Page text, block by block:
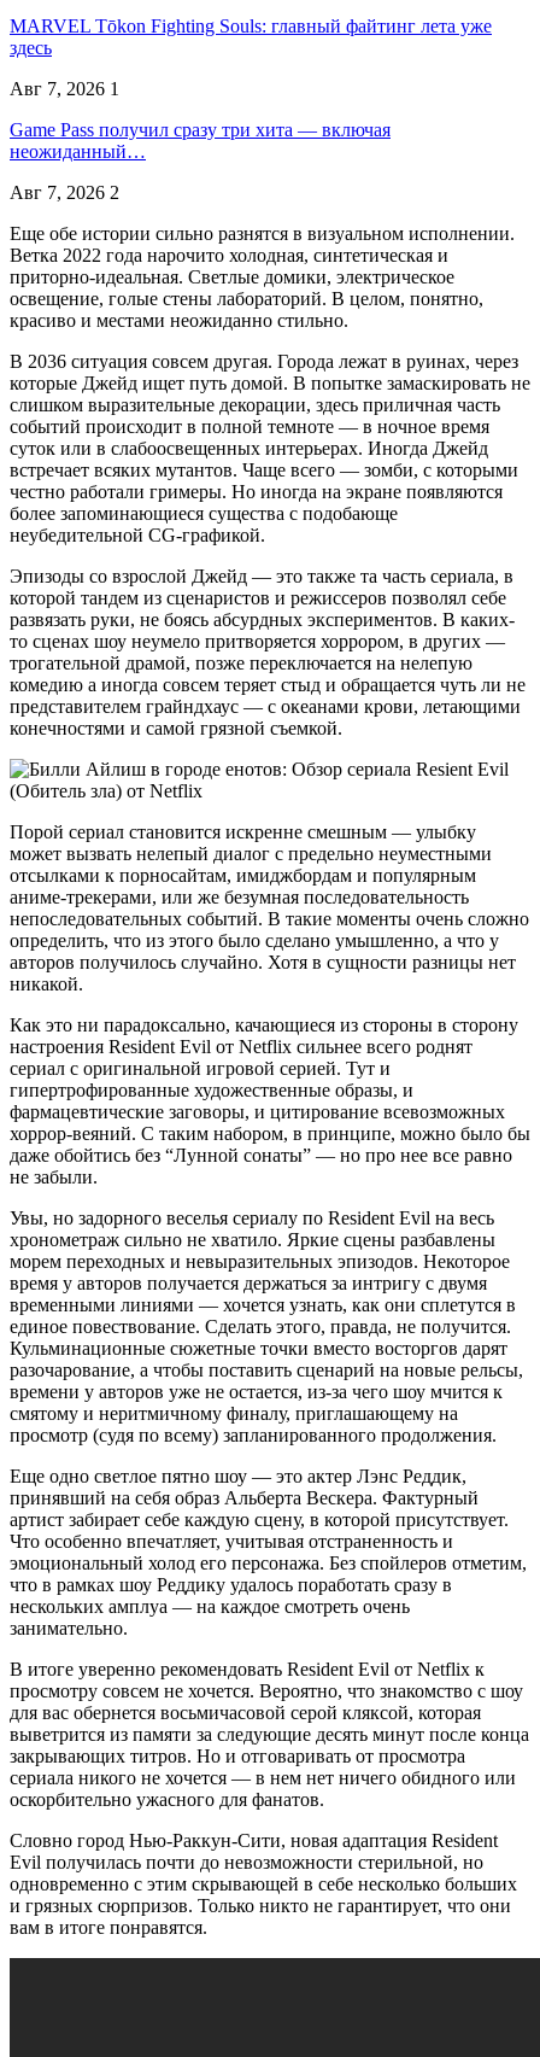
MARVEL Tōkon Fighting Souls: главный файтинг лета уже
здесь
Авг 7, 2026 1
Game Pass получил сразу три хита — включая
неожиданный…
Авг 7, 2026 2
Еще обе истории сильно разнятся в визуальном исполнении.
Ветка 2022 года нарочито холодная, синтетическая и
приторно-идеальная. Светлые домики, электрическое
освещение, голые стены лабораторий. В целом, понятно,
красиво и местами неожиданно стильно.
В 2036 ситуация совсем другая. Города лежат в руинах, через
которые Джейд ищет путь домой. В попытке замаскировать не
слишком выразительные декорации, здесь приличная часть
событий происходит в полной темноте — в ночное время
суток или в слабоосвещенных интерьерах. Иногда Джейд
встречает всяких мутантов. Чаще всего — зомби, с которыми
честно работали гримеры. Но иногда на экране появляются
более запоминающиеся существа с подобающе
неубедительной CG-графикой.
Эпизоды со взрослой Джейд — это также та часть сериала, в
которой тандем из сценаристов и режиссеров позволял себе
развязать руки, не боясь абсурдных экспериментов. В каких-
то сценах шоу неумело притворяется хоррором, в других —
трогательной драмой, позже переключается на нелепую
комедию а иногда совсем теряет стыд и обращается чуть ли не
представителем грайндхаус — с океанами крови, летающими
конечностями и самой грязной съемкой.
Порой сериал становится искренне смешным — улыбку
может вызвать нелепый диалог с предельно неуместными
отсылками к порносайтам, имиджбордам и популярным
аниме-трекерами, или же безумная последовательность
непоследовательных событий. В такие моменты очень сложно
определить, что из этого было сделано умышленно, а что у
авторов получилось случайно. Хотя в сущности разницы нет
никакой.
Как это ни парадоксально, качающиеся из стороны в сторону
настроения Resident Evil от Netflix сильнее всего роднят
сериал с оригинальной игровой серией. Тут и
гипертрофированные художественные образы, и
фармацевтические заговоры, и цитирование всевозможных
хоррор-веяний. С таким набором, в принципе, можно было бы
даже обойтись без “Лунной сонаты” — но про нее все равно
не забыли.
Увы, но задорного веселья сериалу по Resident Evil на весь
хронометраж сильно не хватило. Яркие сцены разбавлены
морем переходных и невыразительных эпизодов. Некоторое
время у авторов получается держаться за интригу с двумя
временными линиями — хочется узнать, как они сплетутся в
единое повествование. Сделать этого, правда, не получится.
Кульминационные сюжетные точки вместо восторгов дарят
разочарование, а чтобы поставить сценарий на новые рельсы,
времени у авторов уже не остается, из-за чего шоу мчится к
смятому и неритмичному финалу, приглашающему на
просмотр (судя по всему) запланированного продолжения.
Еще одно светлое пятно шоу — это актер Лэнс Реддик,
принявший на себя образ Альберта Вескера. Фактурный
артист забирает себе каждую сцену, в которой присутствует.
Что особенно впечатляет, учитывая отстраненность и
эмоциональный холод его персонажа. Без спойлеров отметим,
что в рамках шоу Реддику удалось поработать сразу в
нескольких амплуа — на каждое смотреть очень
занимательно.
В итоге уверенно рекомендовать Resident Evil от Netflix к
просмотру совсем не хочется. Вероятно, что знакомство с шоу
для вас обернется восьмичасовой серой кляксой, которая
выветрится из памяти за следующие десять минут после конца
закрывающих титров. Но и отговаривать от просмотра
сериала никого не хочется — в нем нет ничего обидного или
оскорбительно ужасного для фанатов.
Словно город Нью-Раккун-Сити, новая адаптация Resident
Evil получилась почти до невозможности стерильной, но
одновременно с этим скрывающей в себе несколько больших
и грязных сюрпризов. Только никто не гарантирует, что они
вам в итоге понравятся.